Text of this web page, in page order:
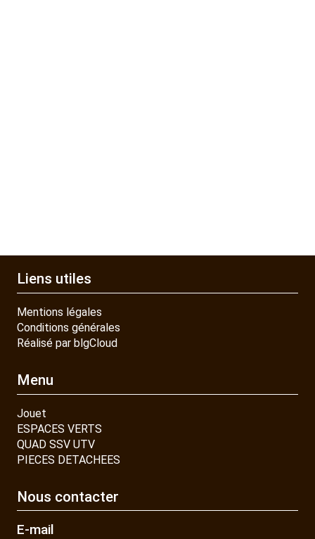
Liens utiles
Mentions légales
Conditions générales
Réalisé par blgCloud
Menu
Jouet
ESPACES VERTS
QUAD SSV UTV
PIECES DETACHEES
Nous contacter
E-mail